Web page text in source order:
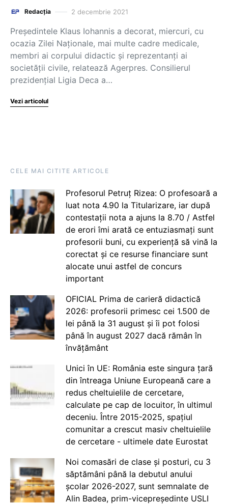
Redacția 2 decembrie 2021
Preşedintele Klaus Iohannis a decorat, miercuri, cu
ocazia Zilei Naţionale, mai multe cadre medicale,
membri ai corpului didactic şi reprezentanţi ai
societăţii civile, relatează Agerpres. Consilierul
prezidențial Ligia Deca a…
Vezi articolul
CELE MAI CITITE ARTICOLE
Profesorul Petruț Rizea: O profesoară a
luat nota 4.90 la Titularizare, iar după
contestații nota a ajuns la 8.70 / Astfel
de erori îmi arată ce entuziasmați sunt
profesorii buni, cu experiență să vină la
corectat și ce resurse financiare sunt
alocate unui astfel de concurs
important
OFICIAL Prima de carieră didactică
2026: profesorii primesc cei 1.500 de
lei până la 31 august și îi pot folosi
până în august 2027 dacă rămân în
învățământ
Unici în UE: România este singura țară
din întreaga Uniune Europeană care a
redus cheltuielile de cercetare,
calculate pe cap de locuitor, în ultimul
deceniu. Între 2015-2025, spațiul
comunitar a crescut masiv cheltuielile
de cercetare - ultimele date Eurostat
Noi comasări de clase și posturi, cu 3
săptămâni până la debutul anului
școlar 2026-2027, sunt semnalate de
Alin Badea, prim-vicepreședinte USLI